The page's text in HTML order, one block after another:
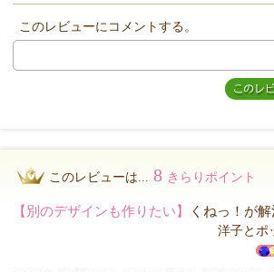
このレビューにコメントする。
このレビューは... 8 きらりポイント
【別のデザインも作りたい】 くねっ！が解
洋子とポ